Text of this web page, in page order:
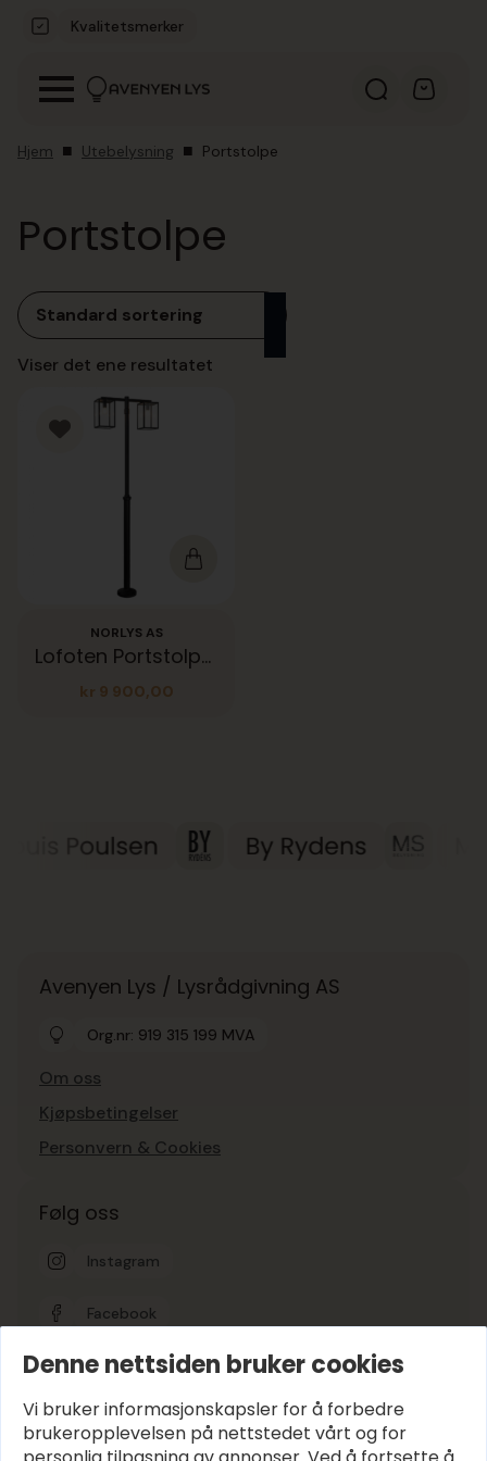
Kvalitetsmerker
Hjem Utebelysning Portstolpe
Portstolpe
Viser det ene resultatet
NORLYS AS
Lofoten Portstolpe Dobbel
kr 9 900,00
Avenyen Lys / Lysrådgivning AS
Org.nr: 919 315 199 MVA
Om oss
Kjøpsbetingelser
Personvern & Cookies
Følg oss
Instagram
Facebook
Google-vurdering
Denne nettsiden bruker cookies
Vi bruker informasjonskapsler for å forbedre
brukeropplevelsen på nettstedet vårt og for